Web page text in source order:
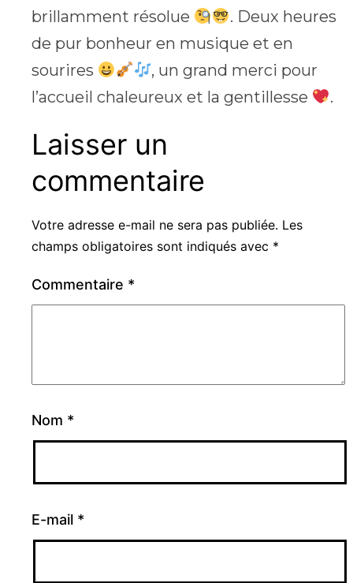
brillamment résolue
. Deux heures
de pur bonheur en musique et en
sourires
, un grand merci pour
l’accueil chaleureux et la gentillesse
.
Laisser un
commentaire
Votre adresse e-mail ne sera pas publiée. Les
champs obligatoires sont indiqués avec *
Commentaire *
Nom *
E-mail *